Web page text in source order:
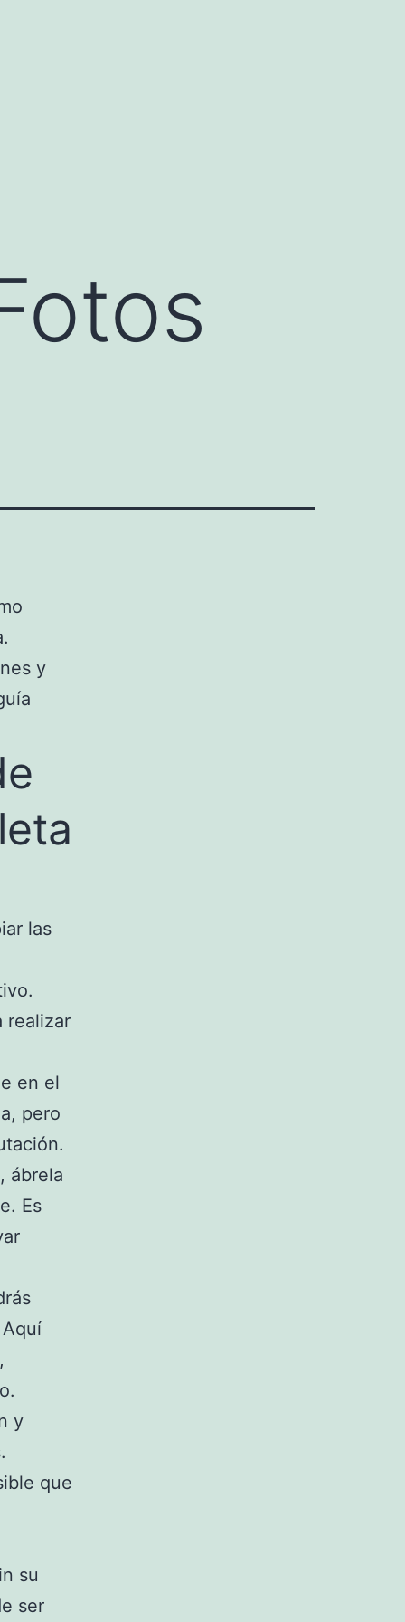
y
las
realizar
en el
pero
ábrela
Es
y
que
su
ser